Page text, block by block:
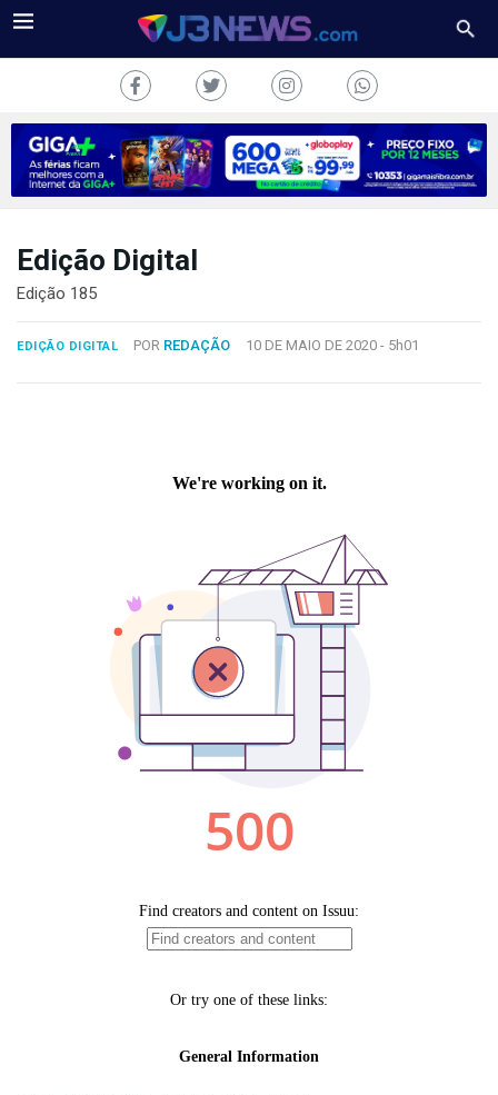
J3NEWS
COLUNAS
Edição Digital
Edição 185
EDIÇÃO DIGITAL POR REDAÇÃO 10 DE MAIO DE 2020 - 5h01